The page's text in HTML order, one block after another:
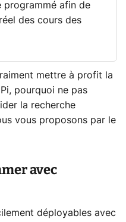
programmé afin de
des cours des
mettre à profit la
pourquoi ne pas
la recherche
vous proposons par le
avec
déployables avec